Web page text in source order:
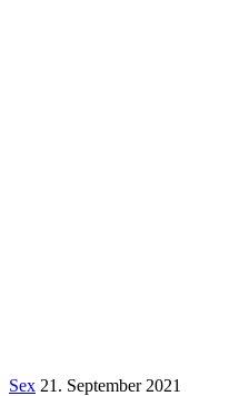
Sex 21. September 2021